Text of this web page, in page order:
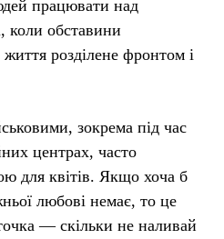
працювати над
коли обставини
розділене фронтом і
зокрема під час
центрах, часто
для квітів. Якщо хоча б
любові немає, то це
— скільки не наливай